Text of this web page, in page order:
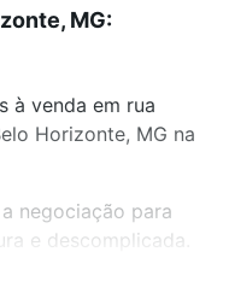
MG:
à venda em rua
Horizonte, MG na
negociação para
e descomplicada.